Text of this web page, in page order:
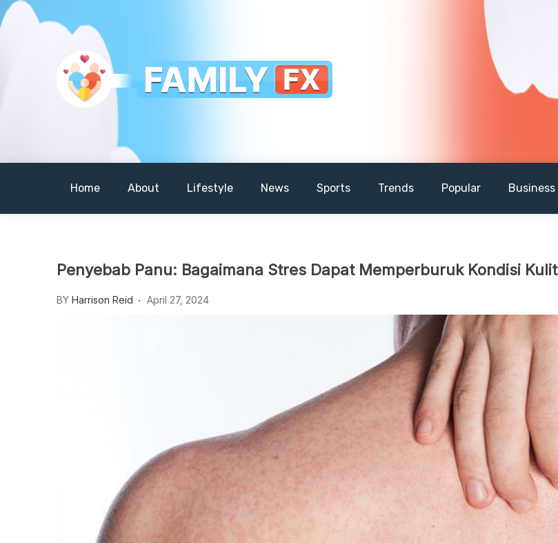
Skip
to
Familyfx
Your Daily Dose of Family Wisdom
Home About Lifestyle News Sports Trends Popular Business
Penyebab Panu: Bagaimana Stres Dapat Memperburuk Kondisi Kulit
BY Harrison Reid April 27, 2024